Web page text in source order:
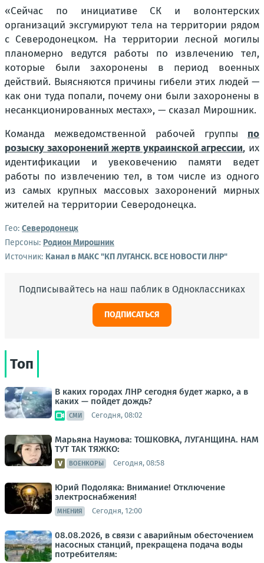
«Сейчас по инициативе СК и волонтерских
организаций эксгумируют тела на территории рядом
с Северодонецком. На территории лесной могилы
планомерно ведутся работы по извлечению тел,
которые были захоронены в период военных
действий. Выясняются причины гибели этих людей —
как они туда попали, почему они были захоронены в
несанкционированных местах», — сказал Мирошник.
Команда межведомственной рабочей группы по
розыску захоронений жертв украинской агрессии, их
идентификации и увековечению памяти ведет
работы по извлечению тел, в том числе из одного
из самых крупных массовых захоронений мирных
жителей на территории Северодонецка.
Гео: Северодонецк
Персоны: Родион Мирошник
Источник: Канал в МАКС "КП ЛУГАНСК. ВСЕ НОВОСТИ ЛНР"
Подписывайтесь на наш паблик в Одноклассниках
ПОДПИСАТЬСЯ
Топ
В каких городах ЛНР сегодня будет жарко, а в
каких — пойдет дождь?
СМИ Сегодня, 08:02
Марьяна Наумова: ТОШКОВКА, ЛУГАНЩИНА. НАМ
ТУТ ТАК ТЯЖКО:
ВОЕНКОРЫ Сегодня, 08:58
Юрий Подоляка: Внимание! Отключение
электроснабжения!
МНЕНИЯ Сегодня, 12:00
08.08.2026, в связи с аварийным обесточением
насосных станций, прекращена подача воды
потребителям: